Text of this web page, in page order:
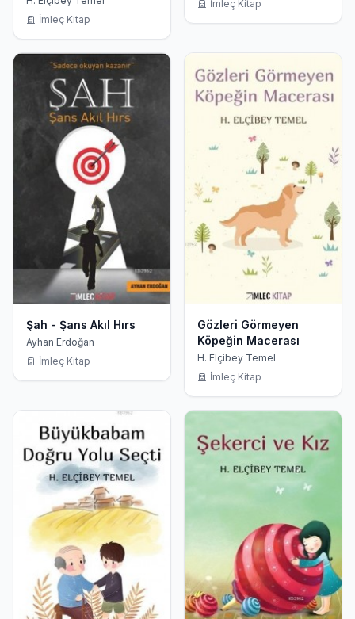
İmleç Kitap
İmleç Kitap
Şah - Şans Akıl Hırs
Ayhan Erdoğan
İmleç Kitap
Gözleri Görmeyen
Köpeğin Macerası
H. Elçibey Temel
İmleç Kitap